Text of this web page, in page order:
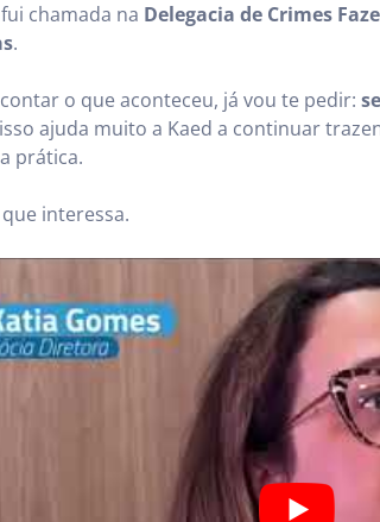
chamada na Delegacia de Crimes
.
o que aconteceu, já vou te pedir:
ajuda muito a Kaed a continuar
prática.
interessa.